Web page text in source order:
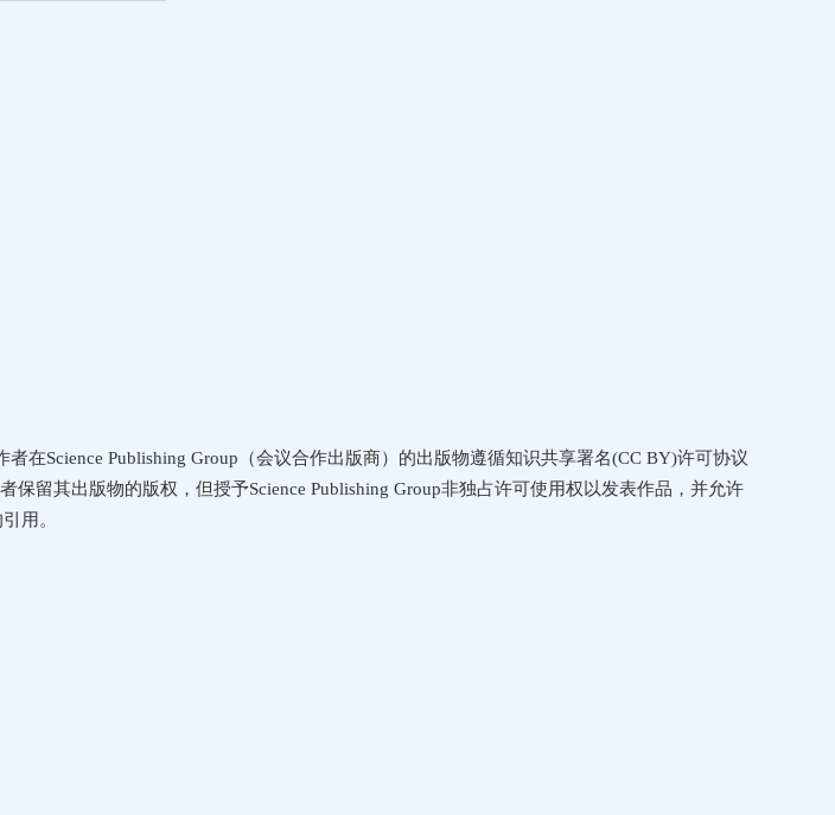
在Science Publishing Group（会议合作出版商）的出版物遵循知识共享署名(CC BY)许可协议
保留其出版物的版权，但授予Science Publishing Group非独占许可使用权以发表作品，并允许
用。